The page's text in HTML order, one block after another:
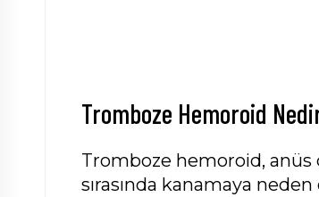
Tromboze Hemoroid
Tromboze hemoroid, anüs
sırasında kanamaya